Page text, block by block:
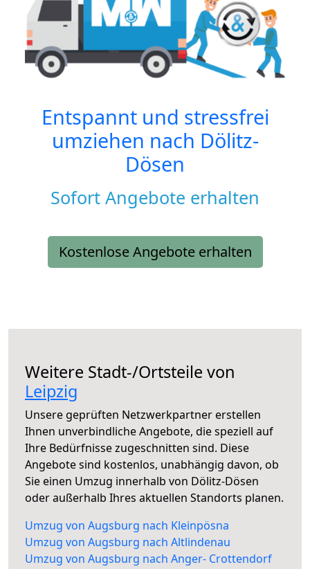
Entspannt und stressfrei
umziehen nach Dölitz-
Dösen
Sofort Angebote erhalten
Kostenlose Angebote erhalten
Weitere Stadt-/Ortsteile von
Leipzig
Unsere geprüften Netzwerkpartner erstellen
Ihnen unverbindliche Angebote, die speziell auf
Ihre Bedürfnisse zugeschnitten sind. Diese
Angebote sind kostenlos, unabhängig davon, ob
Sie einen Umzug innerhalb von Dölitz-Dösen
oder außerhalb Ihres aktuellen Standorts planen.
Umzug von Augsburg nach Kleinpösna
Umzug von Augsburg nach Altlindenau
Umzug von Augsburg nach Anger- Crottendorf